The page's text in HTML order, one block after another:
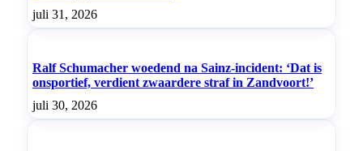
juli 31, 2026
Ralf Schumacher woedend na Sainz-incident: ‘Dat is
onsportief, verdient zwaardere straf in Zandvoort!’
juli 30, 2026